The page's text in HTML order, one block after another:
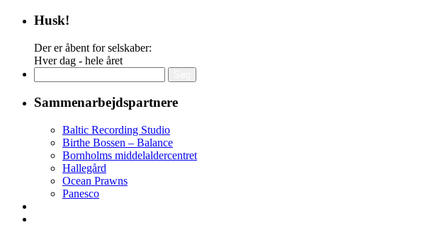
Husk!
Der er åbent for selskaber:
Hver dag - hele året
efter:
Sammenarbejdspartnere
Baltic Recording Studio
Birthe Bossen – Balance
Bornholms middelaldercentret
Hallegård
Ocean Prawns
Panesco